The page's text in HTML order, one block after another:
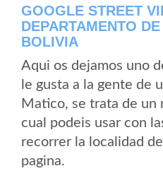
GOOGLE STREET
DEPARTAMENTO
BOLIVIA
Aqui os dejamos uno
le gusta a la gente de
Matico, se trata de un
cual podeis usar con
recorrer la localidad
pagina.